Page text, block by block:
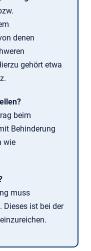
denen
gehört etwa
beim
Behinderung
wie
muss
Dieses ist bei der
einzureichen.